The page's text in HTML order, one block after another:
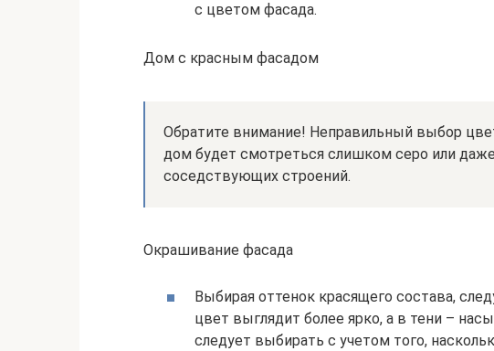
с цветом фасада.
Дом с красным фасадом
Обратите внимание! Неправильный выбор
дом будет смотреться слишком серо или
соседствующих строений.
Окрашивание фасада
Выбирая оттенок красящего состава,
цвет выглядит более ярко, а в тени –
следует выбирать с учетом того,